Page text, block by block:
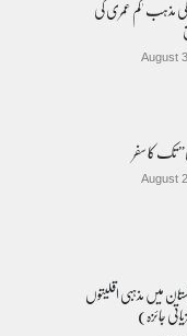
مذہب 'کم عمری کی
August
تک کا سفر
August
میں مذہبی اقلیتوں
جائزہ)